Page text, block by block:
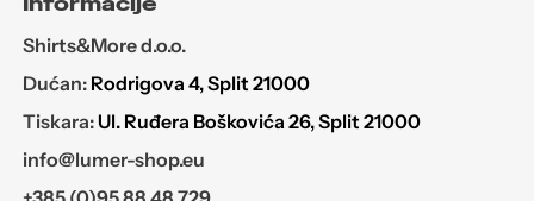
Shirts&More d.o.o.
Dućan: Rodrigova 4, Split 21000
Tiskara:Ul. Ruđera Boškovića 26, Split 21000
info@lumer-shop.eu